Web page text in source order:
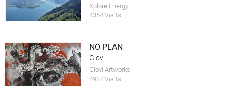
Xplore Energy
4354 Visits
NO PLAN
Giovi
Giovi Artworks
4937 Visits